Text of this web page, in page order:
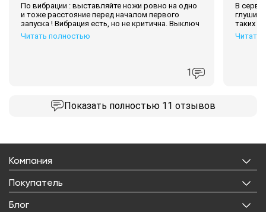
По вибрации : выставляйте ножи ровно на одно
и тоже расстояние перед началом первого
запуска ! Вибрация есть, но не критична. Выключ
Читать полностью
1
В
таких
Читать
Показать полностью 11 отзывов
Компания
О нас
Покупатель
Личный кабинет
Блог